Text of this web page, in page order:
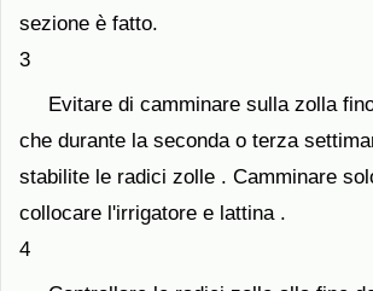
sezione è fatto.
3
Evitare di camminare sulla zolla
che durante la seconda o terza
stabilite le radici zolle . Camminare
collocare l'irrigatore e lattina .
4